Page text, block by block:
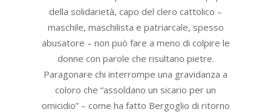
della solidarietà, capo del clero cattolico –
maschile, maschilista e patriarcale, spesso
abusatore – non può fare a meno di colpire le
donne con parole che risultano pietre.
Paragonare chi interrompe una gravidanza a
coloro che “assoldano un sicario per un
omicidio” – come ha fatto Bergoglio di ritorno